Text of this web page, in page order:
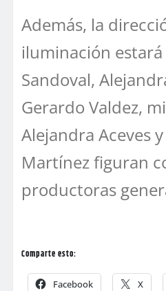
Además, la
iluminación estará
Sandoval,
Gerardo Valdez,
Alejandra Aceves
Martínez figuran
productoras
Comparte esto:
Facebook X